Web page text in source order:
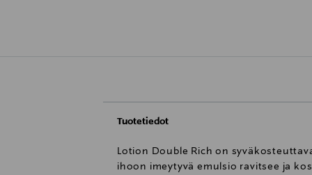
Tuotetiedot
Lotion Double Rich on
ihoon imeytyvä emulsio ravitsee ja